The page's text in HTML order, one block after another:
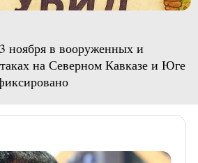
ноября в вооруженных и
на Северном Кавказе и Юге